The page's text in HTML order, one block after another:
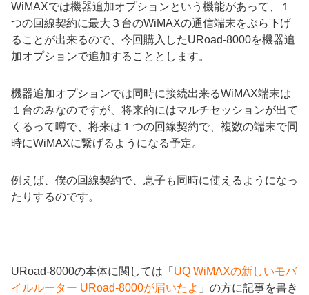
WiMAXでは機器追加オプションという機能があって、１
つの回線契約に最大３台のWiMAXの通信端末をぶら下げ
ることが出来るので、今回購入したURoad-8000を機器追
加オプションで追加することとします。
機器追加オプションでは同時に接続出来るWiMAX端末は
１台のみなのですが、将来的にはマルチセッションが出て
くるって噂で、将来は１つの回線契約で、複数の端末で同
時にWiMAXに繋げるようになる予定。
例えば、僕の回線契約で、息子も同時に使えるようになっ
たりするのです。
URoad-8000の本体に関しては「 UQ WiMAXの新しいモバ
イルルーター URoad-8000が届いたよ 」の方に記事を書き